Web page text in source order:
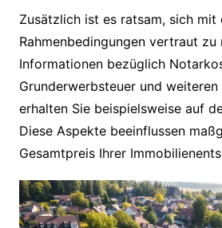
Zusätzlich ist es ratsam, sich mit
Rahmenbedingungen vertraut zu
Informationen bezüglich
Grunderwerbsteuer und
erhalten Sie beispielsweise auf
Diese Aspekte beeinflussen
Gesamtpreis Ihrer